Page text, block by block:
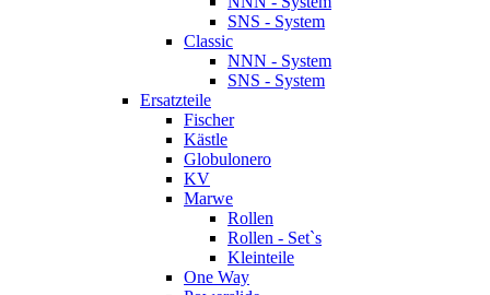
SNS - System
Classic
NNN - System
SNS - System
Ersatzteile
Fischer
Kästle
Globulonero
KV
Marwe
Rollen
Rollen - Set`s
Kleinteile
One Way